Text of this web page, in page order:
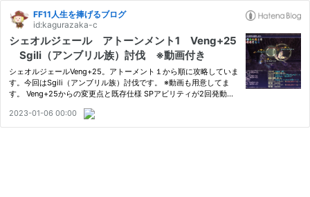
FF11人生を捧げるブログ
id:kagurazaka-c
シェオルジェール アトーンメント1 Veng+25
Sgili（アンブリル族）討伐 ※動画付き
シェオルジェールVeng+25。アトーメント１から順に攻略していま
す。今回はSgili（アンブリル族）討伐です。 ※動画も用意してま
す。 Veng+25からの変更点と既存仕様 SPアビリティが2回発動
イトはボスと連動） SPアビの発動と同時に弱体スフィアが発生す
る このお供…
2023-01-06 00:00